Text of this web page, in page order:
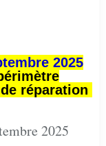
2025
réparation
2025